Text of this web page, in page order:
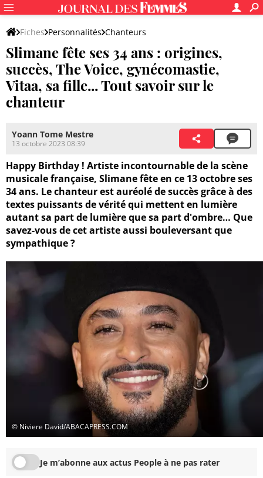
Fiches Personnalités Chanteurs
Slimane fête ses 34 ans : origines,
succès, The Voice, gynécomastie,
Vitaa, sa fille... Tout savoir sur le
chanteur
Yoann Tome Mestre
13 octobre 2023 08:39
Happy Birthday ! Artiste incontournable de la scène
musicale française, Slimane fête en ce 13 octobre ses
34 ans. Le chanteur est auréolé de succès grâce à des
textes puissants de vérité qui mettent en lumière
autant sa part de lumière que sa part d'ombre… Que
savez-vous de cet artiste aussi bouleversant que
sympathique ?
© Niviere David/ABACAPRESS.COM
Je m’abonne aux actus People à ne pas rater